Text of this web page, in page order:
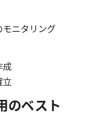
ニタリング
成
立
のベスト